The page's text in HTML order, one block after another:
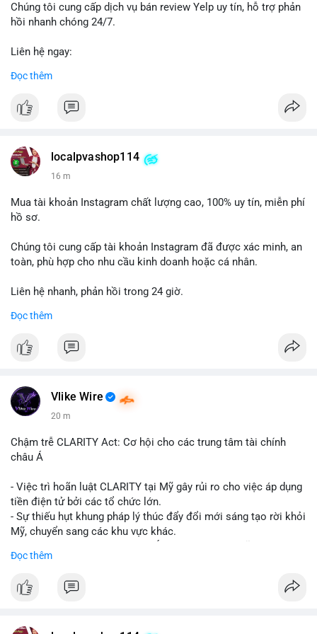
được theo dõi chặt chẽ trong 24-48 giờ tới vì có thể kéo theo
biến động giá cục bộ.
Lời khuyên: Nhà đầu tư nhỏ lẻ nên quan sát phản ứng giá tại
nhận dòng tiền tiếp theo từ địa chỉ nhận để đánh giá xu hướng
Chúng tôi cung cấp dịch vụ bán review Yelp uy tín, hỗ trợ phản
hồi nhanh chóng 24/7.
Liên hệ ngay:
✈️ Telegram: @localpvashop
LocalPvaShop – Đối tác đáng tin cậy giúp thương hiệu của bạn
Đọc thêm
localpvashop114
16 m
Mua tài khoản Instagram chất lượng cao, 100% uy tín, miễn phí
hồ sơ.
Chúng tôi cung cấp tài khoản Instagram đã được xác minh, an
toàn, phù hợp cho nhu cầu kinh doanh hoặc cá nhân.
Liên hệ nhanh, phản hồi trong 24 giờ.
📞 WhatsApp: +1 660 215-8938
Đọc thêm
Vlike Wire
20 m
Chậm trễ CLARITY Act: Cơ hội cho các trung tâm tài chính
châu Á
- Việc trì hoãn luật CLARITY tại Mỹ gây rủi ro cho việc áp dụng
tiền điện tử bởi các tổ chức lớn.
- Sự thiếu hụt khung pháp lý thúc đẩy đổi mới sáng tạo rời khỏi
Mỹ, chuyển sang các khu vực khác.
trường khi Mỹ còn đang lúng túng về luật pháp.
#binancesquare #blockchain
Đọc thêm